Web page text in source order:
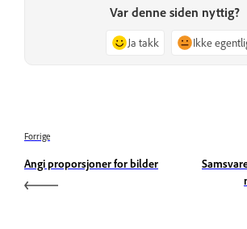
Var denne siden nyttig?
Ja takk Ikke
Forrige
Angi proporsjoner for bilder